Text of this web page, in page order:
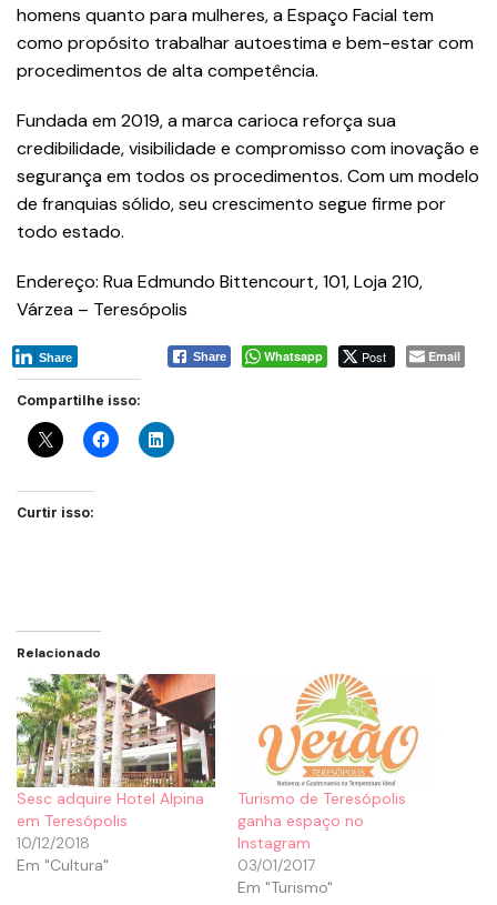
homens quanto para mulheres, a Espaço Facial tem
como propósito trabalhar autoestima e bem-estar com
procedimentos de alta competência.
Fundada em 2019, a marca carioca reforça sua
credibilidade, visibilidade e compromisso com inovação e
segurança em todos os procedimentos. Com um modelo
de franquias sólido, seu crescimento segue firme por
todo estado.
Endereço: Rua Edmundo Bittencourt, 101, Loja 210,
Várzea – Teresópolis
Share Whatsapp Post Email
Share
Compartilhe isso:
Curtir isso:
Relacionado
Sesc adquire Hotel Alpina
em Teresópolis
10/12/2018
Em "Cultura"
Turismo de Teresópolis
ganha espaço no
Instagram
03/01/2017
Em "Turismo"